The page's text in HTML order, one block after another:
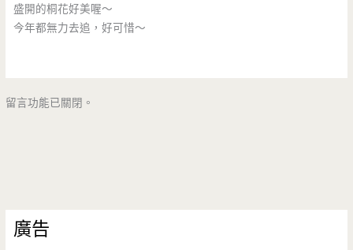
盛開的桐花好美喔～
今年都無力去追，好可惜～
留言功能已關閉。
廣告